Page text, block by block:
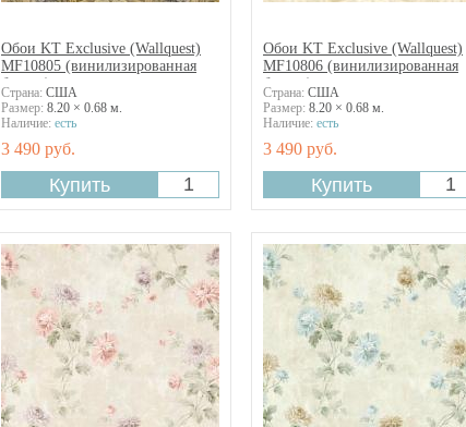
Обои KT Exclusive (Wallquest)
MF10805 (винилизированная
бумага)
Страна: США
Размер: 8.20 × 0.68 м.
Наличие: есть
3 490 руб.
Обои KT Exclusive (Wallquest)
MF10806 (винилизированная
бумага)
Страна: США
Размер: 8.20 × 0.68 м.
Наличие: есть
3 490 руб.